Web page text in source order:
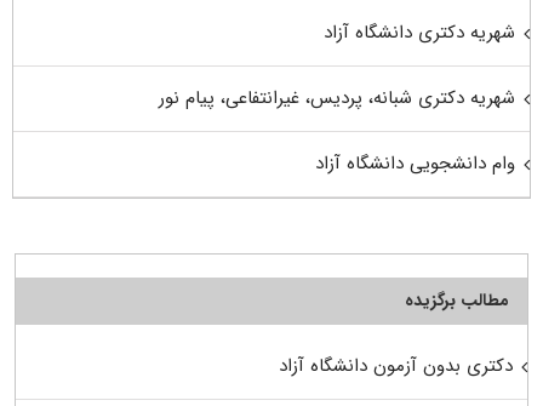
شهریه دکتری دانشگاه آزاد
شهریه دکتری شبانه، پردیس، غیرانتفاعی، پیام نور
وام دانشجویی دانشگاه آزاد
مطالب برگزیده
دکتری بدون آزمون دانشگاه آزاد